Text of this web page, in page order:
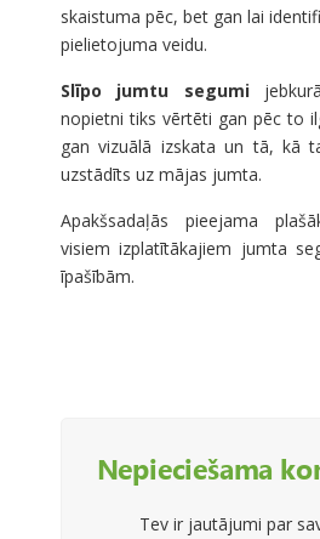
skaistuma pēc, bet gan lai
pielietojuma veidu.
Slīpo jumtu segumi
nopietni tiks vērtēti gan pēc to
gan vizuālā izskata un tā, kā
uzstādīts uz mājas jumta.
Apakšsadaļās pieejama
visiem izplatītākajiem jumta
īpašībām.
Nepieciešama
Tev ir jautājumi par